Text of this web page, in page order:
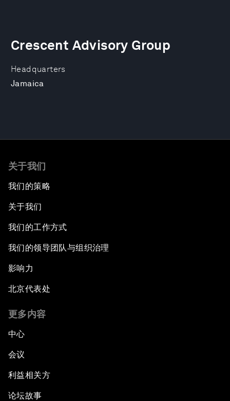
Headquarters
Jamaica
Crescent Advisory Group
关于我们
我们的策略
关于我们
我们的工作方式
我们的领导团队与组织治理
影响力
北京代表处
更多内容
中心
会议
利益相关方
论坛故事